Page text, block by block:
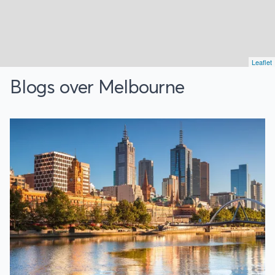
Leaflet
Blogs over Melbourne